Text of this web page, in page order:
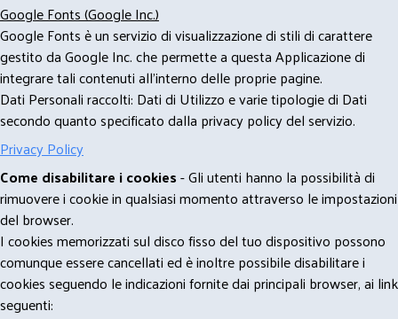
Google Fonts (Google Inc.)
Google Fonts è un servizio di visualizzazione di stili di carattere
gestito da Google Inc. che permette a questa Applicazione di
integrare tali contenuti all'interno delle proprie pagine.
Dati Personali raccolti: Dati di Utilizzo e varie tipologie di Dati
secondo quanto specificato dalla privacy policy del servizio.
Privacy Policy
Come disabilitare i cookies- Gli utenti hanno la possibilità di
rimuovere i cookie in qualsiasi momento attraverso le impostazioni
del browser.
I cookies memorizzati sul disco fisso del tuo dispositivo possono
comunque essere cancellati ed è inoltre possibile disabilitare i
cookies seguendo le indicazioni fornite dai principali browser, ai link
seguenti: